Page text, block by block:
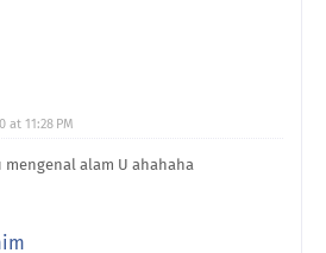
at 11:28 PM
mengenal alam U ahahaha